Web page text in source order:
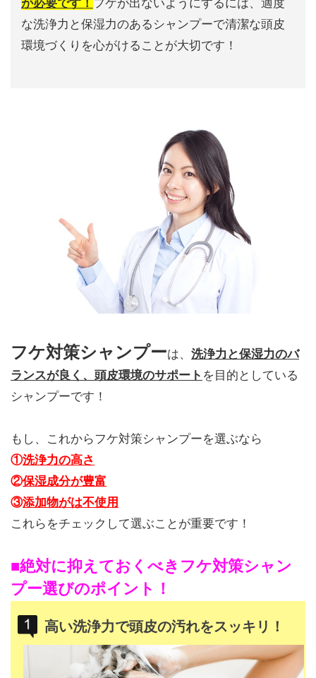
が必要です！ フケが出ないようにするには、適度
な洗浄力と保湿力のあるシャンプーで清潔な頭皮
環境づくりを心がけることが大切です！
フケ対策シャンプーは、 洗浄力と保湿力のバ
ランスが良く、頭皮環境のサポート を目的としている
シャンプーです！
もし、これからフケ対策シャンプーを選ぶなら
①洗浄力の高さ
②保湿成分が豊富
③添加物がは不使用
これらをチェックして選ぶことが重要です！
■絶対に抑えておくべきフケ対策シャン
プー選びのポイント！
高い洗浄力で頭皮の汚れをスッキリ！